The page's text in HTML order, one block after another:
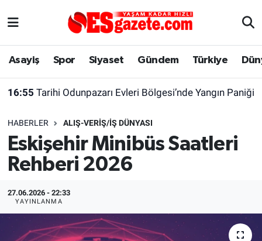
Asayiş Spor Siyaset Gündem Türkiye
16:55 Tarihi Odunpazarı Evleri Bölgesi’nde Yangın Paniği
HABERLER ALIŞ-VERIŞ/İŞ DÜNYASI
Eskişehir Minibüs Saatleri
Rehberi 2026
27.06.2026 - 22:33
YAYINLANMA
Asayiş
Gündem
Türkiye
Dünya
Sağlık
Yaşam
Eskişehirspor Arşivi
Eskişehir Arşivi
Röportaj
Ekonomi
Eskişehir Nöbetçi Eczaneler
Süper Lig Puan Durumu ve Fikstür
Tüm Manşetler
Son Dakika Haberleri
Haber Arşivi